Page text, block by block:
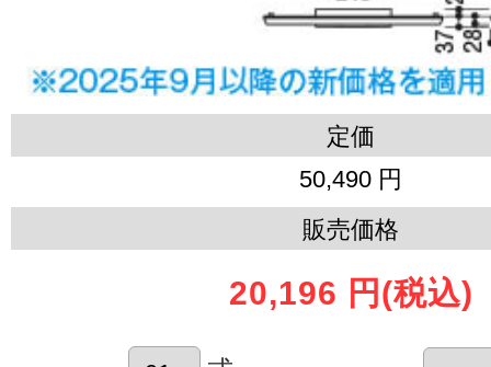
定価
50,490 円
販売価格
20,196 円 (税込)